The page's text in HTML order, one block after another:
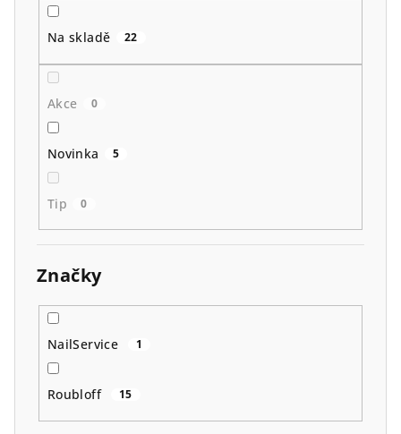
Na skladě 22
Akce 0
Novinka 5
Tip 0
Značky
NailService 1
Roubloff 15